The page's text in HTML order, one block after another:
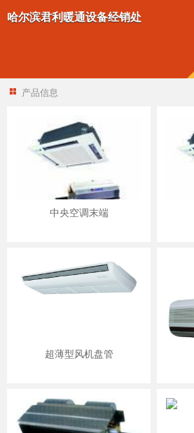
哈尔滨君利暖通设备经销处
产品信息
中央空调末端
超薄型风机盘管